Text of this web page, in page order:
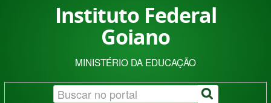
Acesso à informação
Instituto Federal
Goiano
MINISTÉRIO DA EDUCAÇÃO